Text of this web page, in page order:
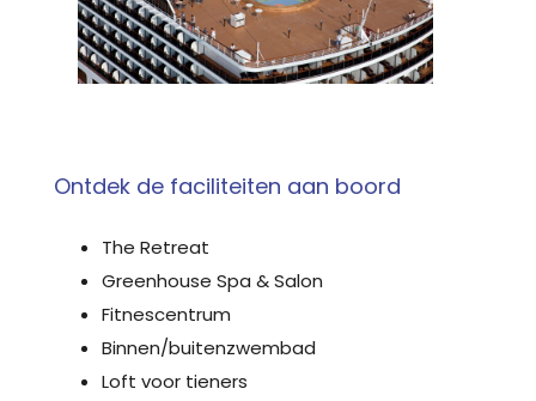
Ontdek de faciliteiten aan boord
The Retreat
Greenhouse Spa & Salon
Fitnescentrum
Binnen/buitenzwembad
Loft voor tieners